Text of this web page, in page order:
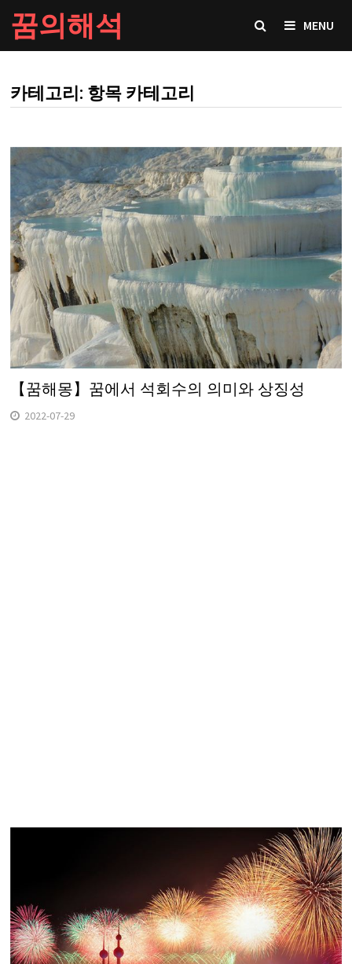
Skip
to
content
꿈의해석 MENU
카테고리: 항목 카테고리
【꿈해몽】꿈에서 석회수의 의미와 상징성
2022-07-29